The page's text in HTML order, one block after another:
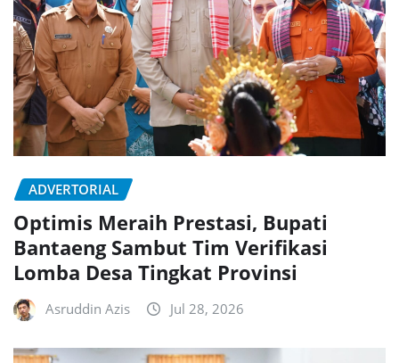
ADVERTORIAL
Optimis Meraih Prestasi, Bupati
Bantaeng Sambut Tim Verifikasi
Lomba Desa Tingkat Provinsi
Asruddin Azis Jul 28, 2026